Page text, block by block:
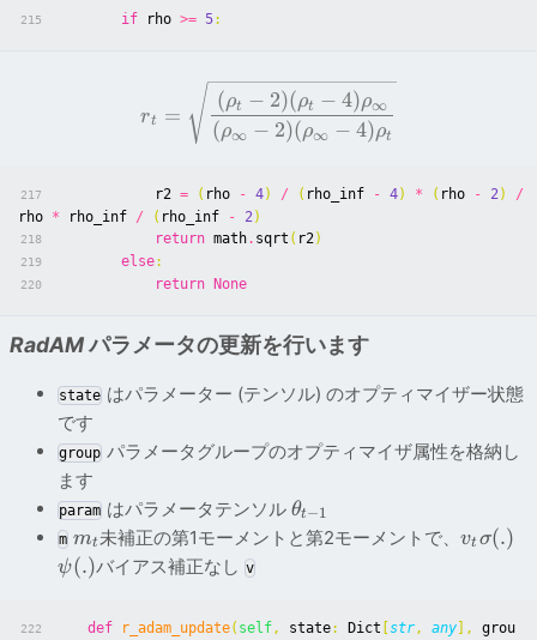
215 if rho >= 5:
rt =
(ρ∞ − 2)(ρ∞ − 4)ρt
(ρt − 2)(ρt − 4)ρ∞
217 r2 = ( rho - 4) / ( rho_inf - 4) * ( rho - 2 )
/
rho * rho_inf / ( rho_inf - 2 )
218 return math. sqrt ( r2)
219 else:
220 return None
RadAMパラメータの更新を行います
state はパラメーター (テンソル) のオプティマイザー状態
です
group パラメータグループのオプティマイザ属性を格納し
ます
param はパラメータテンソル θt−1
m mt 未補正の第1モーメントと第2モーメントで、 vt σ(.)
ψ(.)バイアス補正なし v
222 def r_adam_update( self , state: Dict [str , any],
grou